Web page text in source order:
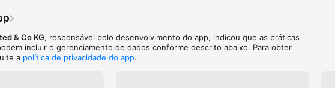
off-line - Reproduza suas músicas e listas de reprodução favoritas a qualquer
& Co KG, responsável pelo desenvolvimento do app, indicou que as práticas
incluir o gerenciamento de dados conforme descrito abaixo. Para obter
a política de privacidade do app.